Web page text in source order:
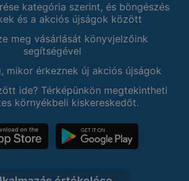
kategória szerint, és böngészés
és a akciós újságok között
meg vásárlását könyvjelzőink
segítségével
mikor érkeznek új akciós újságok
ide? Térképünkön megtekintheti
környékbeli kiskereskedőt.